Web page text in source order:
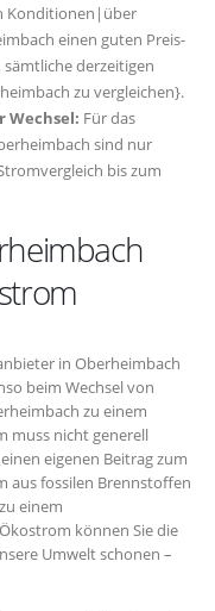
Konditionen|über
einen guten Preis-
derzeitigen
zu vergleichen}.
Wechsel: Für das
sind nur
bis zum
in Oberheimbach
beim Wechsel von
zu einem
muss nicht generell
eigenen Beitrag zum
aus fossilen Brennstoffen
einem
können Sie die
Umwelt schonen –